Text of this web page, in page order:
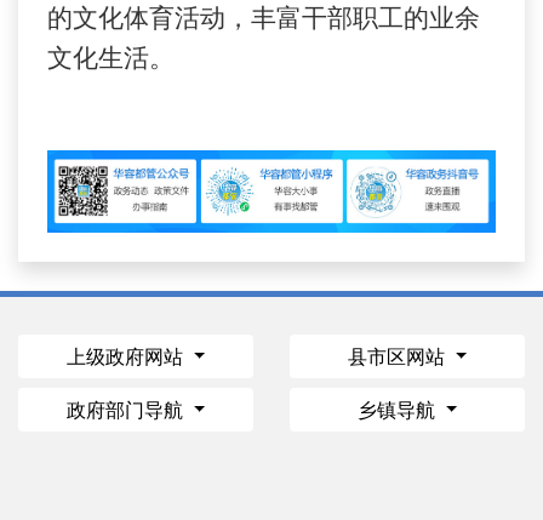
的文化体育活动，丰富干部职工的业余
文化生活。
上级政府网站 县市区网站
政府部门导航 乡镇导航